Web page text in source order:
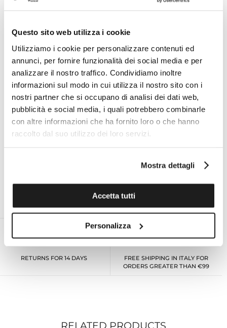
Questo sito web utilizza i cookie
Utilizziamo i cookie per personalizzare contenuti ed
annunci, per fornire funzionalità dei social media e per
analizzare il nostro traffico. Condividiamo inoltre
informazioni sul modo in cui utilizza il nostro sito con i
nostri partner che si occupano di analisi dei dati web,
pubblicità e social media, i quali potrebbero combinarle
con altre informazioni che ha fornito loro o che hanno
raccolto dal suo utilizzo dei loro servizi.
Mostra dettagli
Accetta tutti
Personalizza
and a closed caseback. The silver dial showcases a
meters. Bracelet in 904L steel with a triple-folding
Technical specifications
ADVANTAGES OF BUYING FROM TOMASINI
FRANCE
ON DEMAND PERSONAL EXPERT
OFFICIAL TECHNICAL ASSISTANCE
FOR ALL BRANDS
RETURNS FOR 14 DAYS
FREE SHIPPING IN ITALY FOR
ORDERS GREATER THAN €99
RELATED PRODUCTS